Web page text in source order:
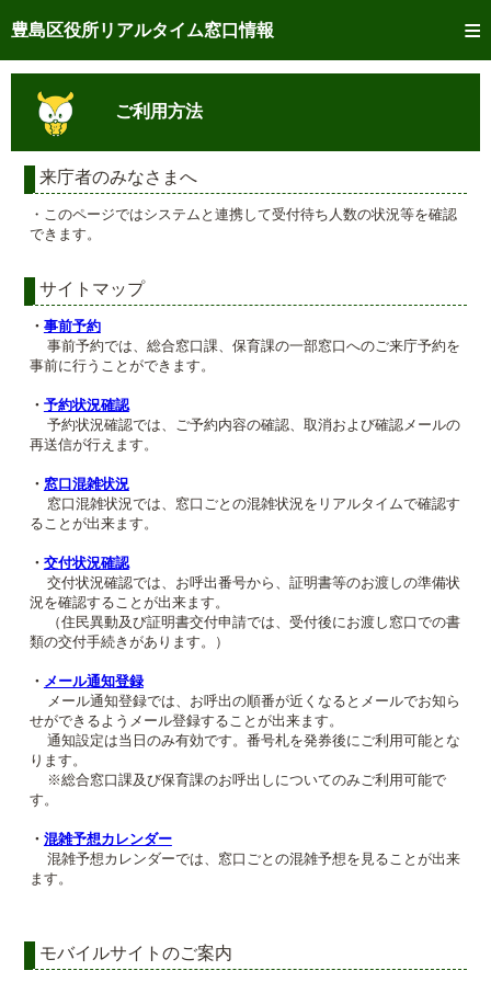
豊島区役所リアルタイム窓口情報
トップページへ
ご利用方法
事前予約
予約状況確認
リアルタイム 窓口混雑状況
メール通知登録
混雑予想カレンダー
ご利用方法
来庁者のみなさまへ
・このページではシステムと連携して受付待ち人数の状況等を確認
できます。
サイトマップ
・ 事前予約
事前予約では、総合窓口課、保育課の一部窓口へのご来庁予約を
事前に行うことができます。
・ 予約状況確認
予約状況確認では、ご予約内容の確認、取消および確認メールの
再送信が行えます。
・ 窓口混雑状況
窓口混雑状況では、窓口ごとの混雑状況をリアルタイムで確認す
ることが出来ます。
・ 交付状況確認
交付状況確認では、お呼出番号から、証明書等のお渡しの準備状
況を確認することが出来ます。
（住民異動及び証明書交付申請では、受付後にお渡し窓口での書
類の交付手続きがあります。）
・ メール通知登録
メール通知登録では、お呼出の順番が近くなるとメールでお知ら
せができるようメール登録することが出来ます。
通知設定は当日のみ有効です。番号札を発券後にご利用可能とな
ります。
※総合窓口課及び保育課のお呼出しについてのみご利用可能で
す。
・ 混雑予想カレンダー
混雑予想カレンダーでは、窓口ごとの混雑予想を見ることが出来
ます。
モバイルサイトのご案内